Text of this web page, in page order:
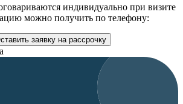
индивидуально при визите
можно получить по телефону:
заявку на рассрочку